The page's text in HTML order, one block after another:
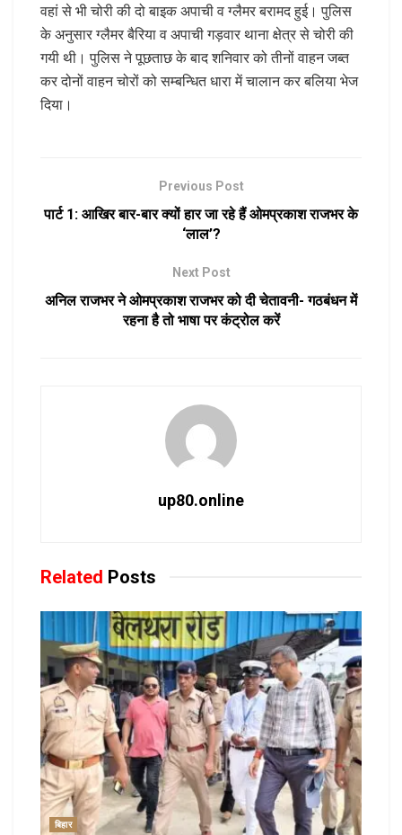
वहां से भी चोरी की दो बाइक अपाची व ग्लैमर बरामद हुई। पुलिस
के अनुसार ग्लैमर बैरिया व अपाची गड़वार थाना क्षेत्र से चोरी की
गयी थी। पुलिस ने पूछताछ के बाद शनिवार को तीनों वाहन जब्त
कर दोनों वाहन चोरों को सम्बन्धित धारा में चालान कर बलिया भेज
दिया।
Previous Post
पार्ट 1: आखिर बार-बार क्यों हार जा रहे हैं ओमप्रकाश राजभर के
‘लाल’?
Next Post
अनिल राजभर ने ओमप्रकाश राजभर को दी चेतावनी- गठबंधन में
रहना है तो भाषा पर कंट्रोल करें
up80.online
Related Posts
बिहार